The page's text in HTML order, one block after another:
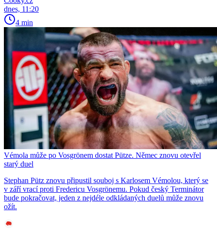
dnes, 11:20
4 min
Vémola může po Vosgrönem dostat Pütze. Němec znovu otevřel
starý duel
Stephan Pütz znovu připustil souboj s Karlosem Vémolou, který se
v září vrací proti Fredericu Vosgrönemu. Pokud český Terminátor
bude pokračovat, jeden z nejdéle odkládaných duelů může znovu
ožít.